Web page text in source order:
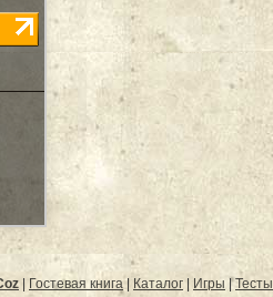
| Гостевая книга | Каталог | Игры |Тесты